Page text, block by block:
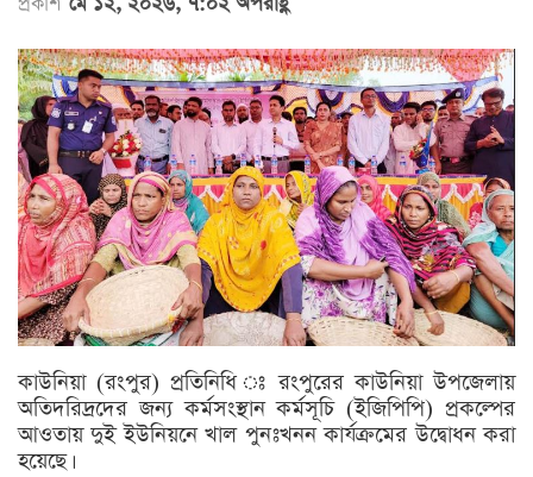
কাউনিয়া (রংপুর) প্রতিনিধি ঃ রংপুরের কাউনিয়া উপজেলায়
অতিদরিদ্রদের জন্য কর্মসংস্থান কর্মসূচি (ইজিপিপি) প্রকল্পের
আওতায় দুই ইউনিয়নে খাল পুনঃখনন কার্যক্রমের উদ্বোধন করা
হয়েছে।